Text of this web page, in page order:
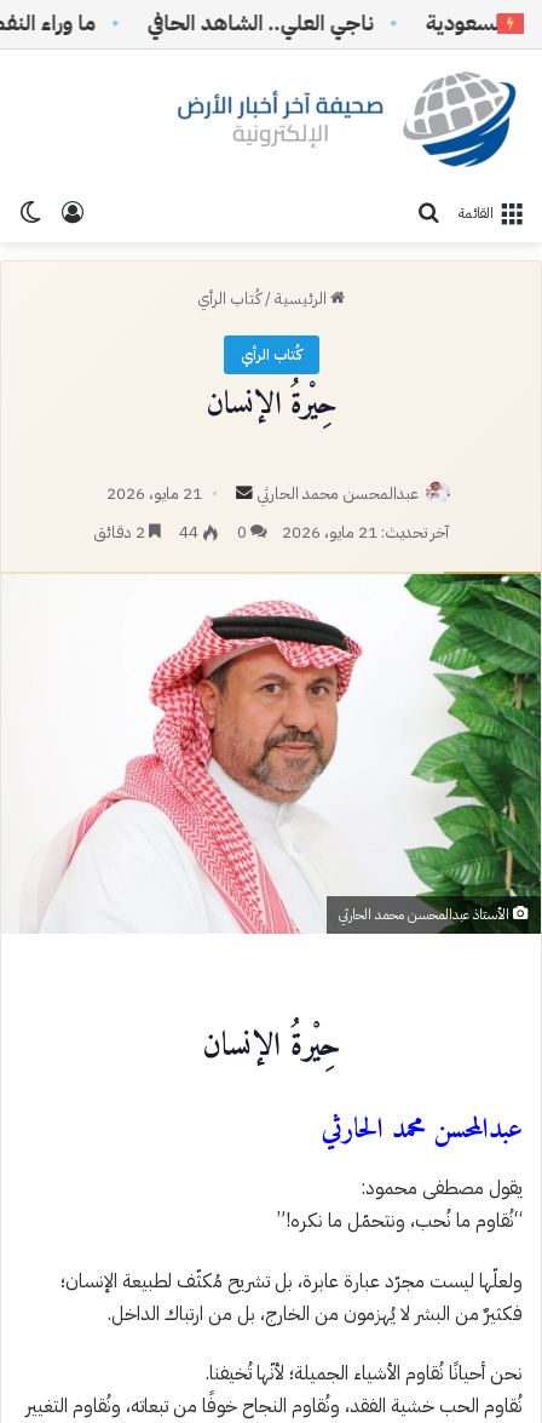
ناجي العلي.. الشاهد الحافي ما وراء
تسجيل القائمة
الرئيسية/كُتاب الرأي
كُتاب الرأي
حِيْرةُ الإنسان
عبدالمحسن محمد الحارثي
أرسل
بريدا
21 مايو، 2026
آخر تحديث: 21 مايو، 2026
0
44
الأستاذ عبدالمحسن محمد الحارثي
حِيْرةُ الإنسان
عبدالمحسن محمد الحارثي
يقول مصطفى محمود:
“نُقاوم ما نُحب، ونتحمّل ما نكره!”
ولعلّها ليست مجرّد عبارة عابرة، بل تشريح مُكثّف لطبيعة الإنسان؛
فكثيرٌ من البشر لا يُهزمون من الخارج، بل من ارتباك الداخل.
نحن أحيانًا نُقاوم الأشياء الجميلة؛ لأنّها تُخيفنا.
نُقاوم الحب خشية الفقد، ونُقاوم النجاح خوفًا من تبعاته، ونُقاوم التغيير